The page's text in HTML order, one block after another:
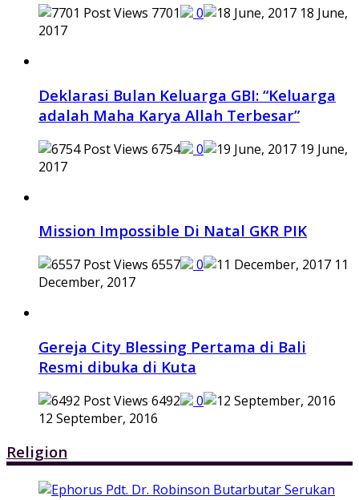
7701 0
18 June,
2017
Deklarasi Bulan Keluarga GBI: “Keluarga
adalah Maha Karya Allah Terbesar”
6754 0
19 June,
2017
Mission Impossible Di Natal GKR PIK
6557 0
11
December, 2017
Gereja City Blessing Pertama di Bali
Resmi dibuka di Kuta
6492
0
12 September, 2016
Religion